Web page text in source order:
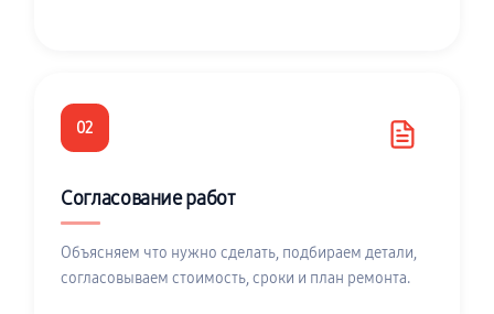
02
Согласование работ
Объясняем что нужно сделать, подбираем детали,
согласовываем стоимость, сроки и план ремонта.